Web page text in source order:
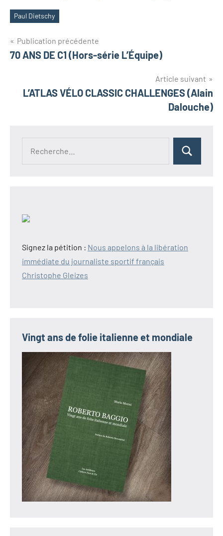
et global game
Paul Dietschy
Navigation
de
Publication précédente
70 ANS DE C1 (Hors-série L’Équipe)
Article suivant
L’ATLAS VÉLO CLASSIC CHALLENGES (Alain
Dalouche)
Rechercher
Signez la pétition : Nous appelons à la libération
immédiate du journaliste sportif français
Christophe Gleizes
Vingt ans de folie italienne et mondiale